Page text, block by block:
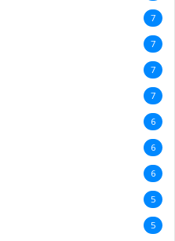
7
7
7
7
6
6
6
5
5